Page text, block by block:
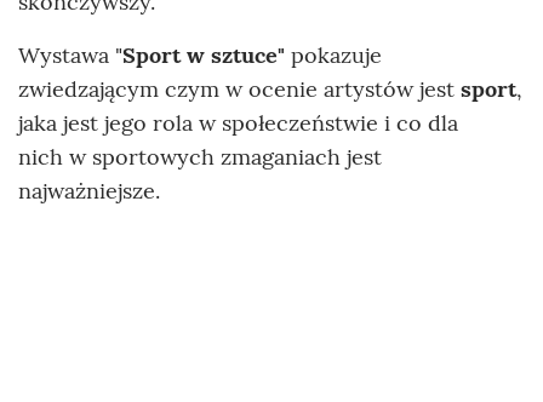
Wystawa "Sport w sztuce" pokazuje
zwiedzającym czym w ocenie artystów jest sport,
jaka jest jego rola w społeczeństwie i co dla
nich w sportowych zmaganiach jest
najważniejsze.